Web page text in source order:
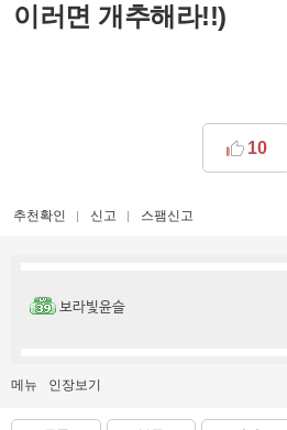
이러면 개추해라!!)
10
추천확인 신고 스팸신고
보라빛윤슬
메뉴 인장보기